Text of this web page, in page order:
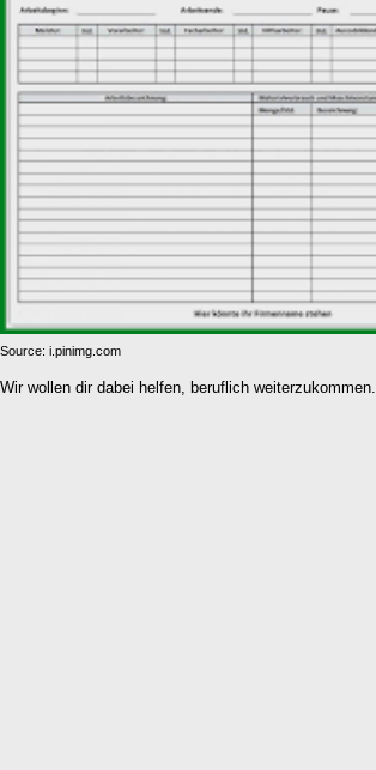
Source: i.pinimg.com
Wir wollen dir dabei helfen, beruflich weiterzukommen.